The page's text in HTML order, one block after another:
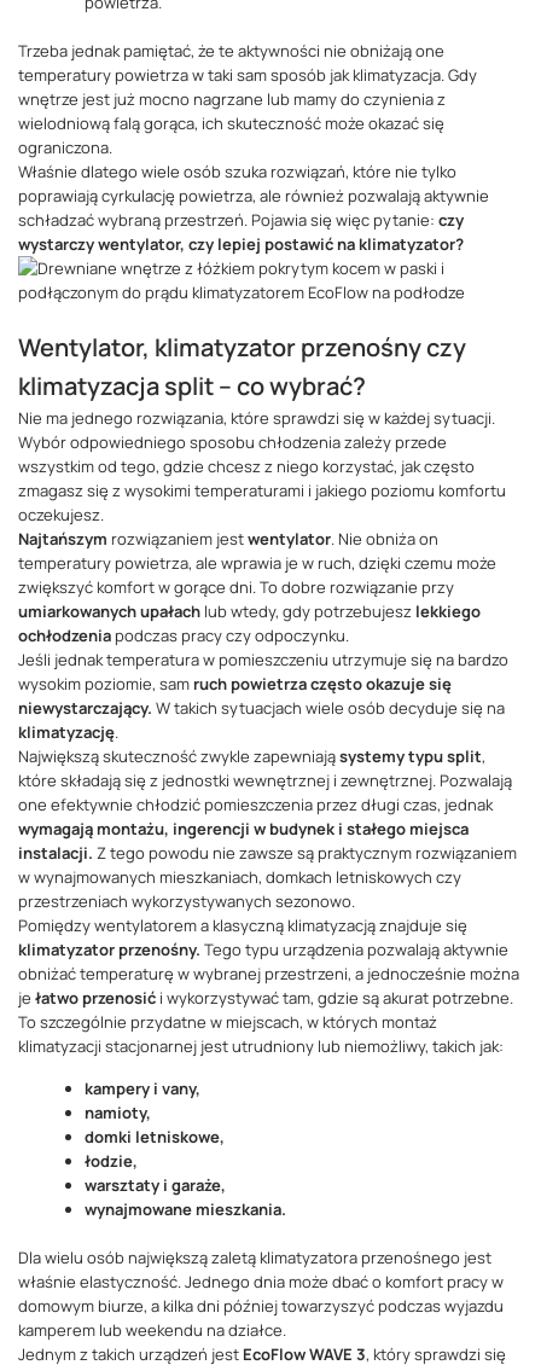
Trzeba jednak pamiętać, że te aktywności nie obniżają one
temperatury powietrza w taki sam sposób jak klimatyzacja. Gdy
wnętrze jest już mocno nagrzane lub mamy do czynienia z
wielodniową falą gorąca, ich skuteczność może okazać się
ograniczona.
Właśnie dlatego wiele osób szuka rozwiązań, które nie tylko
poprawiają cyrkulację powietrza, ale również pozwalają aktywnie
schładzać wybraną przestrzeń. Pojawia się więc pytanie: czy
wystarczy wentylator, czy lepiej postawić na klimatyzator?
Wentylator, klimatyzator przenośny czy
klimatyzacja split – co wybrać?
Nie ma jednego rozwiązania, które sprawdzi się w każdej sytuacji.
Wybór odpowiedniego sposobu chłodzenia zależy przede
wszystkim od tego, gdzie chcesz z niego korzystać, jak często
zmagasz się z wysokimi temperaturami i jakiego poziomu komfortu
oczekujesz.
Najtańszym rozwiązaniem jestwentylator. Nie obniża on
temperatury powietrza, ale wprawia je w ruch, dzięki czemu może
zwiększyć komfort w gorące dni. To dobre rozwiązanie przy
umiarkowanych upałach lub wtedy, gdy potrzebujesz lekkiego
ochłodzenia podczas pracy czy odpoczynku.
Jeśli jednak temperatura w pomieszczeniu utrzymuje się na bardzo
wysokim poziomie, sam ruch powietrza często okazuje się
niewystarczający. W takich sytuacjach wiele osób decyduje się na
klimatyzację.
Największą skuteczność zwykle zapewniająsystemy typu split,
które składają się z jednostki wewnętrznej i zewnętrznej. Pozwalają
one efektywnie chłodzić pomieszczenia przez długi czas, jednak
wymagają montażu, ingerencji w budynek i stałego miejsca
instalacji. Z tego powodu nie zawsze są praktycznym rozwiązaniem
w wynajmowanych mieszkaniach, domkach letniskowych czy
przestrzeniach wykorzystywanych sezonowo.
Pomiędzy wentylatorem a klasyczną klimatyzacją znajduje się
klimatyzator przenośny. Tego typu urządzenia pozwalają aktywnie
obniżać temperaturę w wybranej przestrzeni, a jednocześnie można
je łatwo przenosić i wykorzystywać tam, gdzie są akurat potrzebne.
To szczególnie przydatne w miejscach, w których montaż
klimatyzacji stacjonarnej jest utrudniony lub niemożliwy, takich jak:
kampery i vany,
namioty,
domki letniskowe,
łodzie,
warsztaty i garaże,
wynajmowane mieszkania.
Dla wielu osób największą zaletą klimatyzatora przenośnego jest
właśnie elastyczność. Jednego dnia może dbać o komfort pracy w
domowym biurze, a kilka dni później towarzyszyć podczas wyjazdu
kamperem lub weekendu na działce.
Jednym z takich urządzeń jest EcoFlow WAVE 3, który sprawdzi się